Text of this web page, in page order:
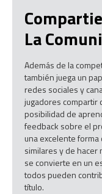
La
Además de la
también juega un
redes sociales y
jugadores compartir
posibilidad de
feedback sobre el
una excelente
similares y de hacer
se convierte en un
todos pueden
título.